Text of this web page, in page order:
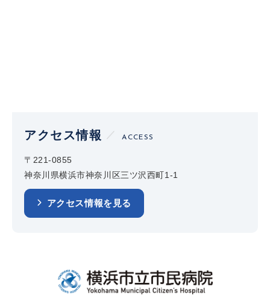
アクセス情報 ACCESS
〒221-0855
神奈川県横浜市神奈川区三ツ沢西町1-1
アクセス情報を見る